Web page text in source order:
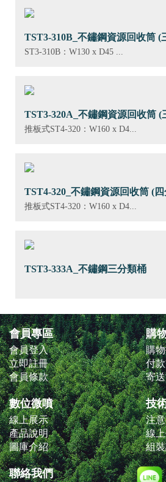
TST3-310B_不鏽鋼資源回收筒 (
ST3-310B：W130 x D45 ...
TST3-320A_不鏽鋼資源回收筒 (
推板式ST4-320：W160 x D4...
TST4-320_不鏽鋼資源回收筒 (
推板式ST4-320：W160 x D4...
TST3-333A_不鏽鋼三分類桶
會員專區
會員登入
立即註冊
會員條款
購
購
付
寄
數位微噴
線上展示
產品說明
圖庫介紹
技
注
線
組
聯絡我們